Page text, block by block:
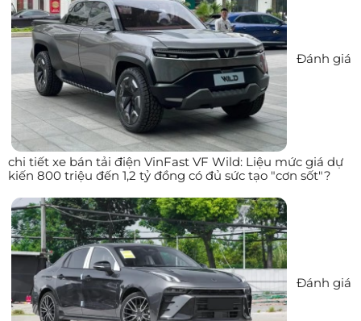
Đánh giá
chi tiết xe bán tải điện VinFast VF Wild: Liệu mức giá dự
kiến 800 triệu đến 1,2 tỷ đồng có đủ sức tạo "cơn sốt"?
Đánh giá